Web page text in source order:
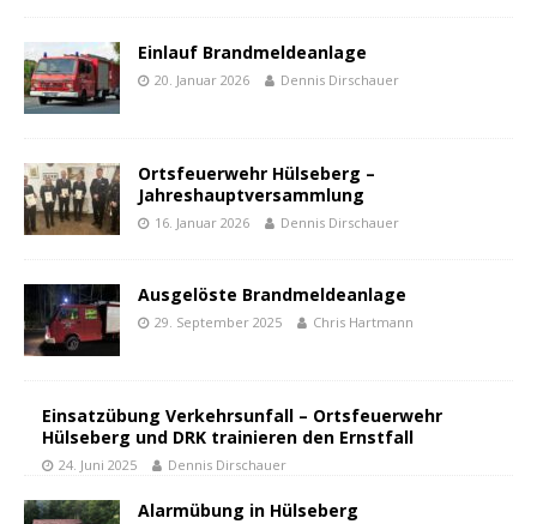
Einlauf Brandmeldeanlage
20. Januar 2026 Dennis Dirschauer
Ortsfeuerwehr Hülseberg –
Jahreshauptversammlung
16. Januar 2026 Dennis Dirschauer
Ausgelöste Brandmeldeanlage
29. September 2025 Chris Hartmann
Einsatzübung Verkehrsunfall – Ortsfeuerwehr
Hülseberg und DRK trainieren den Ernstfall
24. Juni 2025 Dennis Dirschauer
Alarmübung in Hülseberg